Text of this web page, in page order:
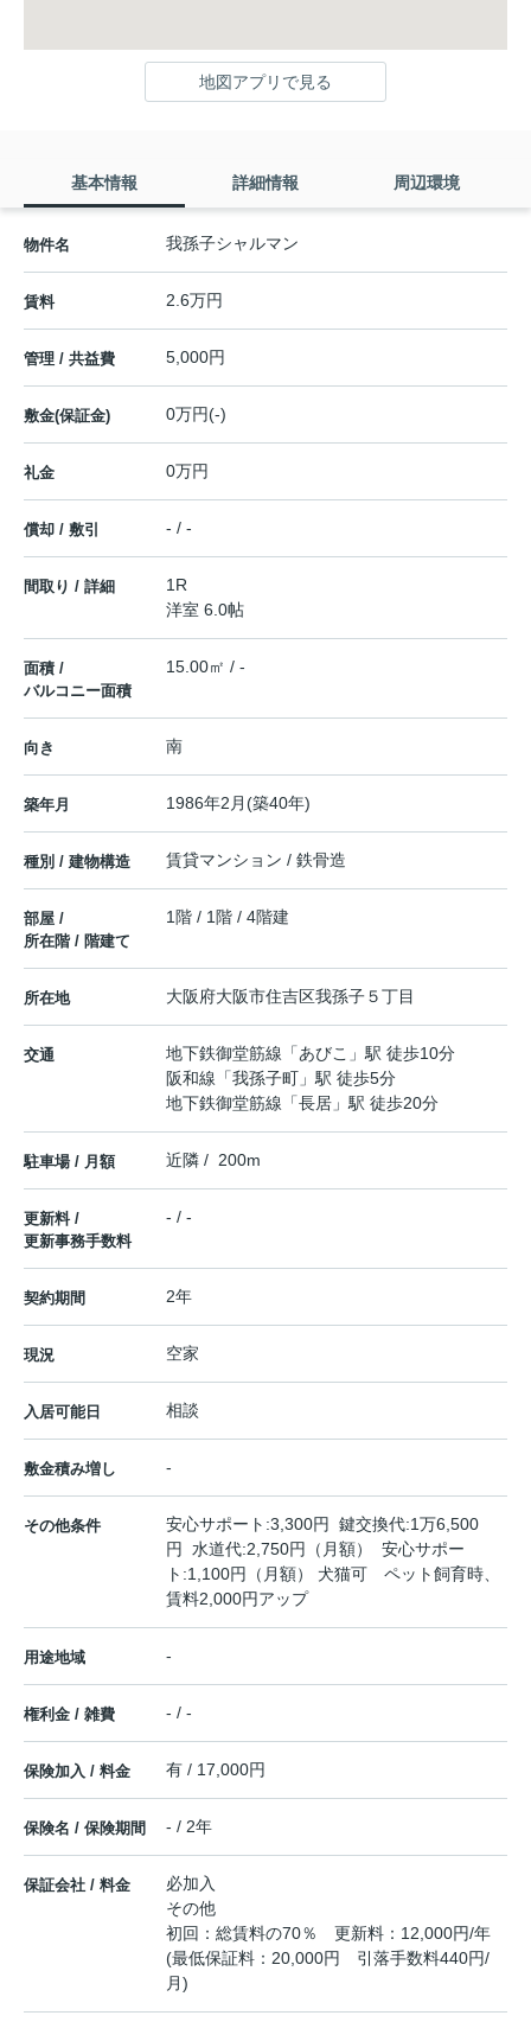
地図アプリで見る
基本情報 詳細情報 周辺環境
物件名 我孫子シャルマン
賃料 2.6万円
管理 / 共益費 5,000円
敷金(保証金) 0万円(-)
礼金 0万円
償却 / 敷引 - / -
間取り / 詳細
1R
洋室 6.0帖
面積 /
バルコニー面積
15.00㎡ / -
向き 南
築年月 1986年2月(築40年)
種別 / 建物構造 賃貸マンション / 鉄骨造
部屋 /
所在階 / 階建て
1階 / 1階 / 4階建
所在地 大阪府大阪市住吉区我孫子５丁目
交通 地下鉄御堂筋線 「あびこ 」駅 徒歩10分
阪和線 「我孫子町 」駅 徒歩5分
地下鉄御堂筋線 「長居 」駅 徒歩20分
駐車場 / 月額 近隣 / 200m
更新料 /
更新事務手数料
- / -
契約期間 2年
現況 空家
入居可能日 相談
敷金積み増し -
その他条件
安心サポート:3,300円 鍵交換代:1万6,500
円 水道代:2,750円（月額） 安心サポー
ト:1,100円（月額） 犬猫可 ペット飼育時、
賃料2,000円アップ
用途地域 -
権利金 / 雑費 - / -
保険加入 / 料金 有 / 17,000円
保険名 / 保険期間 - / 2年
保証会社 / 料金
必加入
その他
初回：総賃料の70％ 更新料：12,000円/年
(最低保証料：20,000円 引落手数料440円/
月)